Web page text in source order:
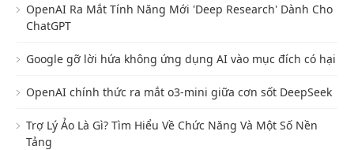
OpenAI Ra Mắt Tính Năng Mới 'Deep Research' Dành Cho
ChatGPT
Google gỡ lời hứa không ứng dụng AI vào mục đích có hại
OpenAI chính thức ra mắt o3-mini giữa cơn sốt DeepSeek
Trợ Lý Ảo Là Gì? Tìm Hiểu Về Chức Năng Và Một Số Nền
Tảng